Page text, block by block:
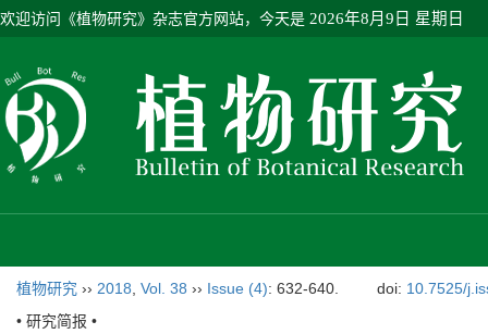
欢迎访问《植物研究》杂志官方网站，今天是 2026年8月9日 星期日
植物研究 ›› 2018 Vol. 38 ›› Issue (4): 632-640. doi: 10.7525/
• 研究简报 •